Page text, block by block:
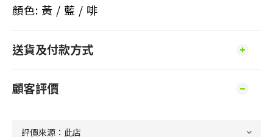
顏色: 黃 / 藍 / 啡
送貨及付款方式
顧客評價